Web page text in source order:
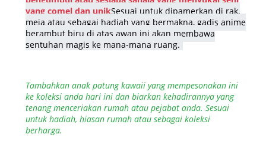
yang comel dan unikSesuai untuk dipamerkan di rak,
meja atau sebagai hadiah yang bermakna, gadis anime
berambut biru di atas awan ini akan membawa
sentuhan magis ke mana-mana ruang.
Tambahkan anak patung kawaii yang mempesonakan ini
ke koleksi anda hari ini dan biarkan kehadirannya yang
tenang menceriakan rumah atau pejabat anda. Sesuai
untuk hadiah, hiasan rumah atau sebagai koleksi
berharga.